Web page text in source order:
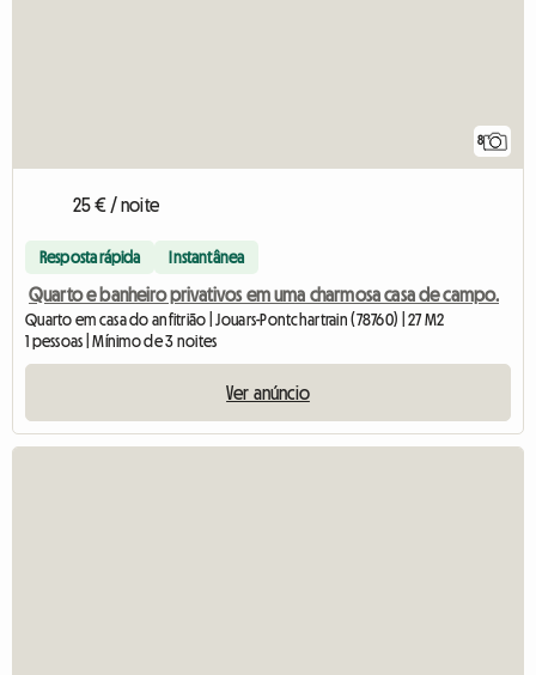
8
25 € / noite
Resposta rápida Instantânea
Quarto e banheiro privativos em uma charmosa casa de campo.
Quarto em casa do anfitrião | Jouars-Pontchartrain (78760) | 27 M2
1 pessoas | Mínimo de 3 noites
Ver anúncio